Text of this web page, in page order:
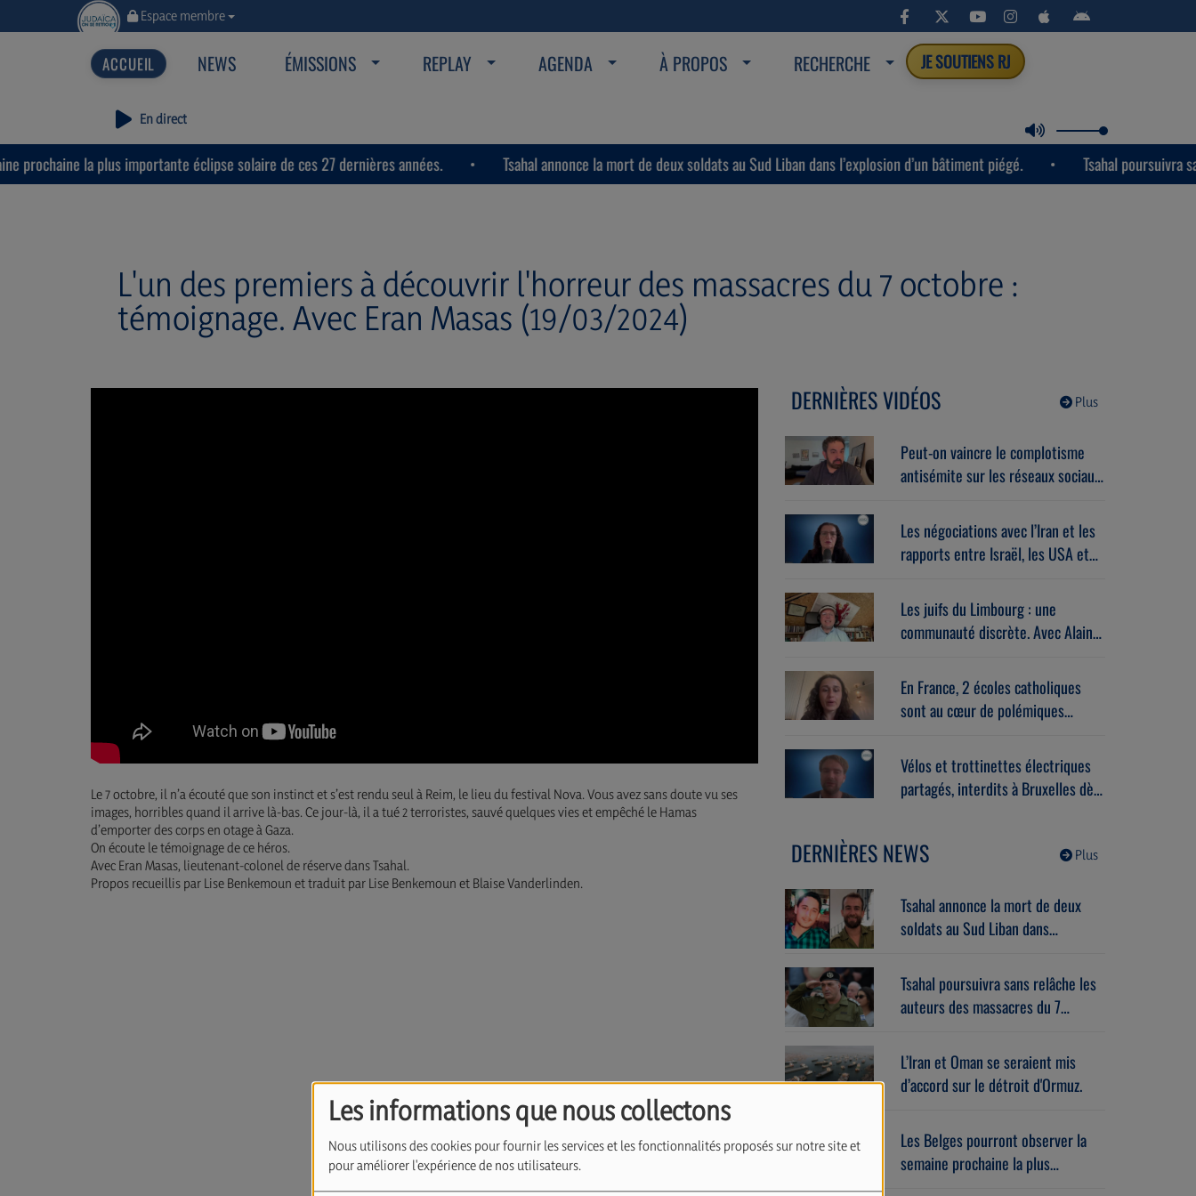
Les informations que nous collectons
Nous utilisons des cookies pour fournir les services et les fonctionnalités proposés sur notre site et
pour améliorer l'expérience de nos utilisateurs.
Espace membre
NEWS ÉMISSIONS REPLAY AGENDA À PROPOS RECHERCHE JE SOUTIENS RJ
En direct
la plus importante éclipse solaire de ces 27 dernières années. Tsahal annonce la mort de deux soldats au Sud Liban dans l’explosion d’un bâtiment piégé. Tsahal poursuivra sans
L'un des premiers à découvrir l'horreur des massacres du 7 octobre :
témoignage. Avec Eran Masas (19/03/2024)
Le 7 octobre, il n’a écouté que son instinct et s’est rendu seul à Reim, le lieu du festival Nova.Vous avez sans doute vu ses
images, horribles quand il arrive là-bas. Ce jour-là, il a tué 2 terroristes, sauvé quelques vies et empêché le Hamas
d’emporter des corps en otage à Gaza.
On écoute le témoignage de ce héros.
Avec Eran Masas, lieutenant-colonel de réserve dans Tsahal.
Propos recueillis par Lise Benkemoun et traduit par Lise Benkemoun et Blaise Vanderlinden.
Plus
DERNIÈRES VIDÉOS
Peut-on vaincre le complotisme
antisémite sur les réseaux sociaux
(06/08/2026)
Les négociations avec l’Iran et les
rapports entre Israël, les USA et
Gérard vespierre (06/08/2026)
Les juifs du Limbourg : une
communauté discrète. Avec Alain
En France, 2 écoles catholiques
sont au cœur de polémiques
(06/08/2026)
Vélos et trottinettes électriques
partagés, interdits à Bruxelles dès
Plus
DERNIÈRES NEWS
Tsahal annonce la mort de deux
soldats au Sud Liban dans
Tsahal poursuivra sans relâche les
auteurs des massacres du 7
L’Iran et Oman se seraient mis
d’accord sur le détroit d'Ormuz.
Les Belges pourront observer la
semaine prochaine la plus